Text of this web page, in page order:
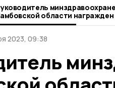
области
2023, 09:38